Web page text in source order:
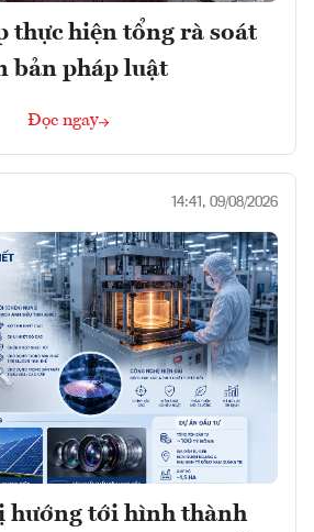
thực hiện tổng rà soát
bản pháp luật
Đọc ngay
14:41, 09/08/2026
hướng tới hình thành